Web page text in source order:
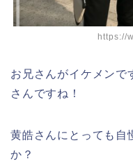
https://
お兄さんがイケメンで
さんですね！
黄皓さんにとっても自
か？